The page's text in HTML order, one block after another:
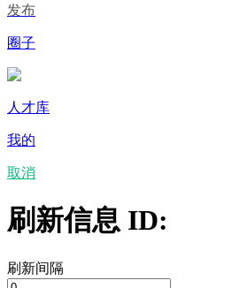
发布
圈子
人才库
我的
取消
刷新信息 ID:
刷新间隔